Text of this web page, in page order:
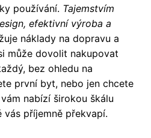
používání. Tajemstvím
efektivní výroba a
náklady na dopravu a
může dovolit nakupovat
bez ohledu na
první byt, nebo jen chcete
nabízí širokou škálu
příjemně překvapí.